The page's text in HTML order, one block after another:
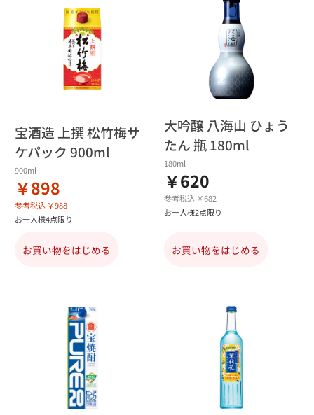
宝酒造 上撰 松竹梅サ
ケパック 900ml
900ml
￥898
参考税込 ￥988
お一人様4点限り
お買い物をはじめる
大吟醸 八海山 ひょう
たん 瓶 180ml
180ml
￥620
参考税込 ￥682
お一人様2点限り
お買い物をはじめる